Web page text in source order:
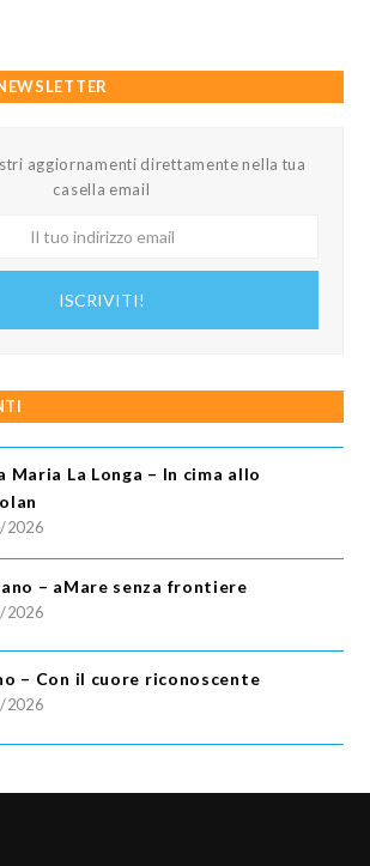
aggiornamenti direttamente nella tua
casella email
ISCRIVITI!
Maria La Longa – In cima allo
2026
– aMare senza frontiere
2026
– Con il cuore riconoscente
2026